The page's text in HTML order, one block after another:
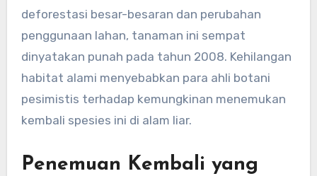
deforestasi besar-besaran dan perubahan
penggunaan lahan, tanaman ini sempat
dinyatakan punah pada tahun 2008. Kehilangan
habitat alami menyebabkan para ahli botani
pesimistis terhadap kemungkinan menemukan
kembali spesies ini di alam liar.
Penemuan Kembali yang